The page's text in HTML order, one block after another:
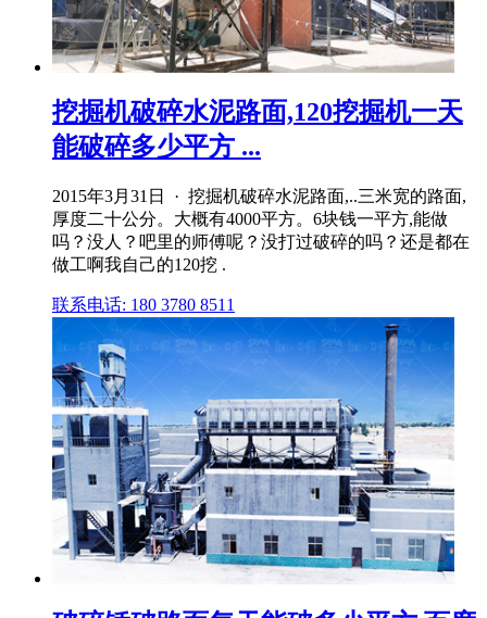
挖掘机破碎水泥路面,120挖掘机一天
能破碎多少平方 ...
2015年3月31日 · 挖掘机破碎水泥路面,..三米宽的路面,
厚度二十公分。大概有4000平方。6块钱一平方,能做
吗？没人？吧里的师傅呢？没打过破碎的吗？还是都在
做工啊我自己的120挖 .
联系电话: 180 3780 8511